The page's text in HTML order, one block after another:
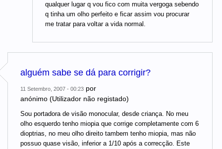
qualquer lugar q vou fico com muita vergoga sebendo
q tinha um olho perfeito e ficar assim vou procurar
me tratar para voltar a vida normal.
alguém sabe se dá para corrigir?
11 Setembro, 2007 - 00:23 por
anónimo (Utilizador não registado)
Sou portadora de visão monocular, desde criança. No meu
olho esquerdo tenho miopia que corrige completamente com 6
dioptrias, no meu olho direito tambem tenho miopia, mas não
possuo quase visão, inferior a 1/10 após a correcção. Este